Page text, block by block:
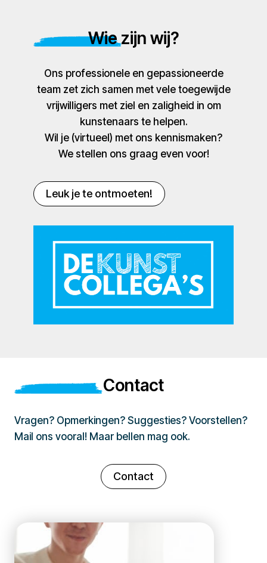
Wie zijn wij?
Ons professionele en gepassioneerde
team zet zich samen met vele toegewijde
vrijwilligers met ziel en zaligheid in om
kunstenaars te helpen.
Wil je (virtueel) met ons kennismaken?
We stellen ons graag even voor!
Leuk je te ontmoeten!
Contact
Vragen? Opmerkingen? Suggesties? Voorstellen?
Mail ons vooral! Maar bellen mag ook.
Contact